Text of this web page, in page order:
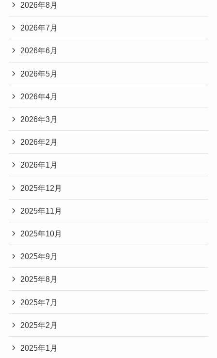
2026年8月
2026年7月
2026年6月
2026年5月
2026年4月
2026年3月
2026年2月
2026年1月
2025年12月
2025年11月
2025年10月
2025年9月
2025年8月
2025年7月
2025年2月
2025年1月